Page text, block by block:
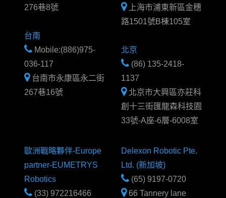
276巷8號
台南
Mobile:(886)975-
036-117
台南市永康區永二街
267巷16號
上海市浦東新區金穗
路1501號B棟105室
北京
(86) 135-2418-
1137
北京市大興區亦莊科
創十三街匯龍森科技園
33號-A座-6層-6008室
歐洲戰略夥伴-Europe
partner-EUMETRYS
Robotics
(33) 972216466
Delexon Robotic Pte.
Ltd. (新加坡)
(65) 9197-0720
66 Tannery lane